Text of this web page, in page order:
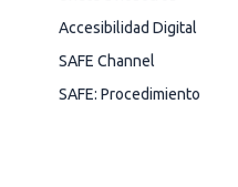
Accesibilidad Digital
SAFE Channel
SAFE: Procedimiento